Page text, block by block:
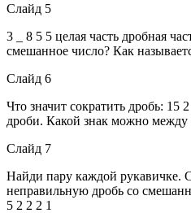
Слайд 5
3 _ 8 5 5 целая часть дробная
смешанное число? Как
Слайд 6
Что значит сократить дробь: 15
дроби. Какой знак можно между
Слайд 7
Найди пару каждой рукавичке.
неправильную дробь со
5 2 2 2 1